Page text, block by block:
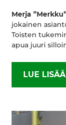
Merja
jokainen
Toisten
apua juuri
LUE LISÄÄ